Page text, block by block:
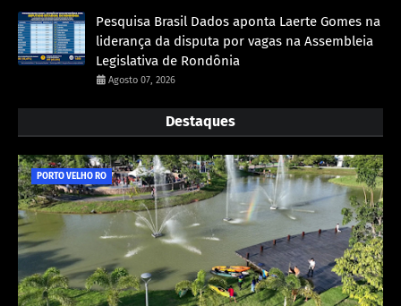
Pesquisa Brasil Dados aponta Laerte Gomes na
liderança da disputa por vagas na Assembleia
Legislativa de Rondônia
Agosto 07, 2026
Destaques
PORTO VELHO RO